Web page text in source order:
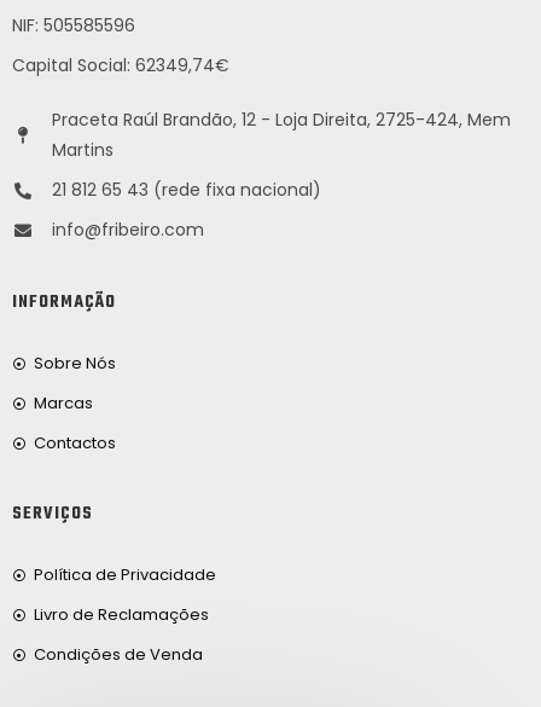
NIF: 505585596
Capital Social: 62349,74€
Praceta Raúl Brandão, 12 - Loja Direita, 2725-424, Mem
Martins
21 812 65 43 (rede fixa nacional)
info@fribeiro.com
INFORMAÇÃO
Sobre Nós
Marcas
Contactos
SERVIÇOS
Política de Privacidade
Livro de Reclamações
Condições de Venda